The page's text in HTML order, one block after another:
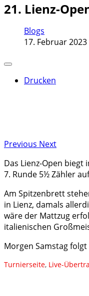
21. Lienz-
Blogs
17. Februar 2023
Drucken
Previous Next
Das Lienz-Open biegt
7. Runde 5½ Zähler
Am Spitzenbrett
in Lienz, damals
wäre der Mattzug
italienischen
Morgen Samstag
Turnierseite, Live-